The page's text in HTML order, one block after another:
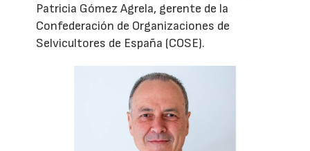
Patricia Gómez Agrela, gerente de la
Confederación de Organizaciones de
Selvicultores de España (COSE).